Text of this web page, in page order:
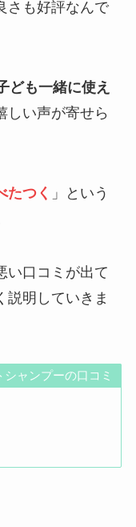
さも好評なんで
ども一緒に使え
しい声が寄せら
たつく 」という
い口コミが出て
説明していきま
ャンプーの口コミ